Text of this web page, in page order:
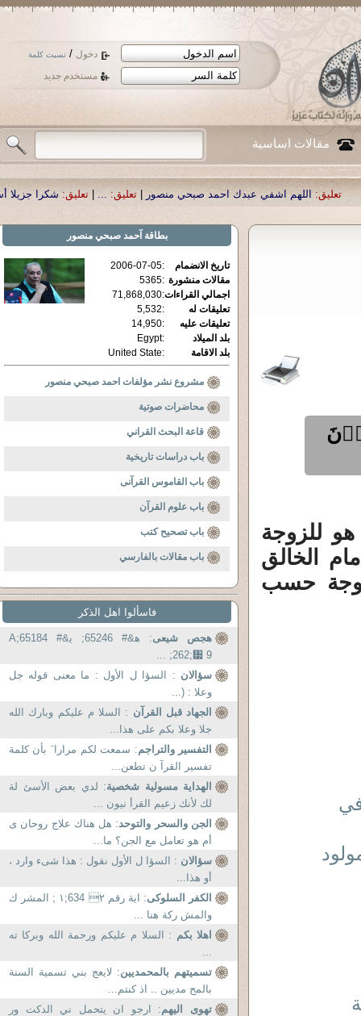
دخول / نسيت كلمة
مستخدم جديد
مقالات اساسية
اشفي عبدك احمد صبحي منصور| تعليق: ...
|تعليق: شكرا جزيلا أستاذ حمد
للزوجة
الخالق
حسب
في
المولود
بطاقة آحمد صبحي منصور
تاريخ الانضمام :
2006-07-05
مقالات منشورة :
5365
اجمالي القراءات:
71,868,030
تعليقات له
:
5,532
تعليقات عليه
:
14,950
بلد الميلاد
:
Egypt
بلد الاقامة
:
United State
مشروع نشر مؤلفات احمد صبحي منصور
محاضرات صوتية
قاعة البحث القراني
باب دراسات تاريخية
باب القاموس القرآنى
باب علوم القرآن
باب تصحيح كتب
باب مقالات بالفارسي
فاسألوا اهل الذكر
هجص شيعى
: ﻫ&# 65246; ﻳ&# 65184;A
262;᥷ 9; ...
سؤالان : السؤا ل الأول : ما معنى قوله جل
وعلا : (...
الجهاد قبل القرآن : السلا م عليكم وبارك الله
جلا وعلا بكم على هذا...
التفسير والتراجم: سمعت لكم مرارا َ بأن كلمة
تفسير القرآ ن تطعن...
الهداية مسولية شخصية: لدي بعض الأسئ لة
لك لأنك زعيم القرأ نيون ...
الجن والسحر والتوحد: هل هناك علاج روحان ى
أم هو تعامل مع الجن؟ ما...
سؤالان : السؤا ل الأول نقول : هذا شىء وارد ،
أو هذا...
الكفر السلوكى
: اية رقم ٢ 634;١ ; المشر ك
والمش ركة هنا ...
اهلا بكم : السلا م عليكم ورحمة الله وبركا ته
...
تسميتهم بالمحمديين: لايعج بني تسمية السنة
بالمح مديين .. اذ كنتم...
تهوى اليهم: ارجو ان يتحمل ني الدكت ور